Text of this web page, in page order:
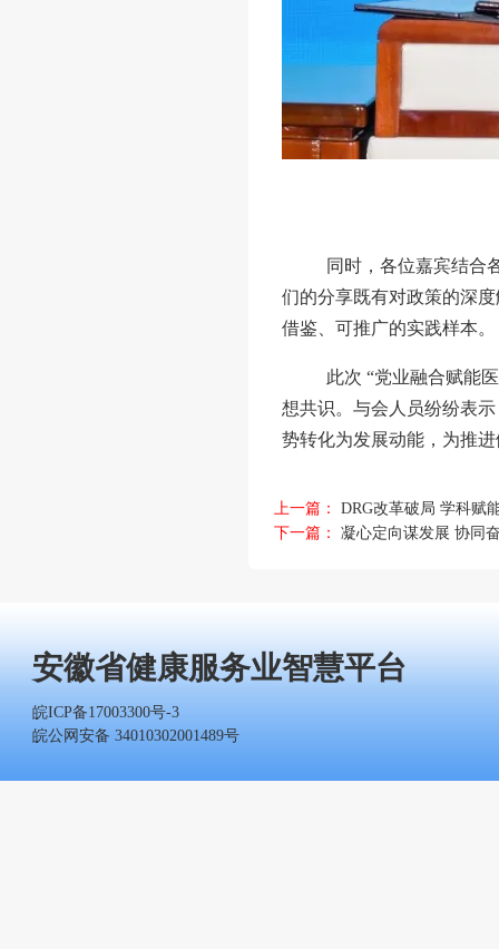
同时，各位嘉宾结合
们的分享既有对政策的深
借鉴、可推广的实践样本。
此次 “党业融合赋能
想共识。与会人员纷纷表
势转化为发展动能，为推
上一篇： DRG改革破局 学科赋
下一篇： 凝心定向谋发展 协同
安徽省健康服务业智慧平台
皖ICP备17003300号-3
皖公网安备 34010302001489号